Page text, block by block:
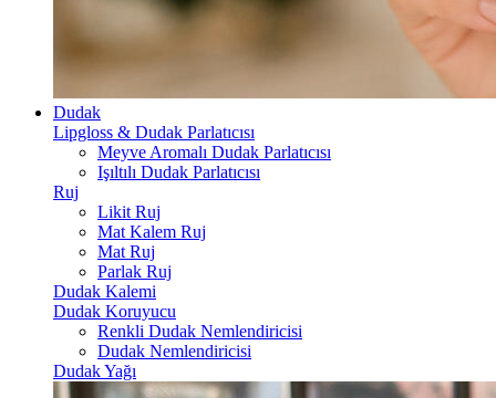
Dudak
Lipgloss & Dudak Parlatıcısı
Meyve Aromalı Dudak Parlatıcısı
Işıltılı Dudak Parlatıcısı
Ruj
Likit Ruj
Mat Kalem Ruj
Mat Ruj
Parlak Ruj
Dudak Kalemi
Dudak Koruyucu
Renkli Dudak Nemlendiricisi
Dudak Nemlendiricisi
Dudak Yağı